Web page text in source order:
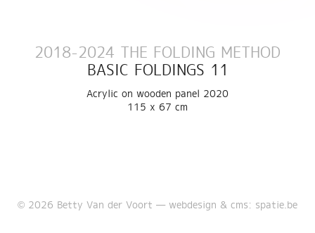
2018-2024 THE FOLDING METHOD
BASIC FOLDINGS 11
Acrylic on wooden panel 2020
115 x 67 cm
© 2026 Betty Van der Voort — webdesign & cms: spatie.be